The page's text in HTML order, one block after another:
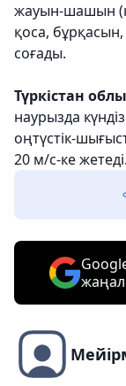
жауын-шашын
қоса, бұрқасын,
соғады.
Түркістан
наурызда
оңтүстік-
20 м/с-ке жетеді.